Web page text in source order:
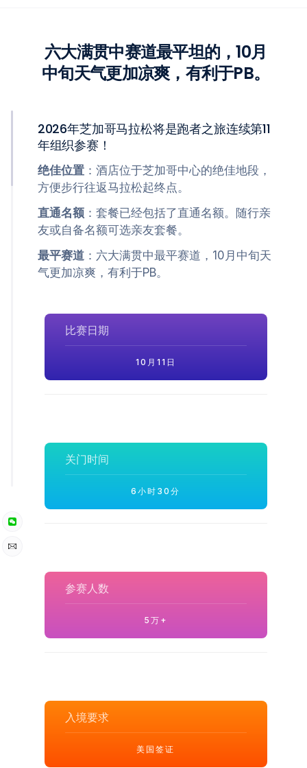
六大满贯中赛道最平坦的，10月
中旬天气更加凉爽，有利于PB。
2026年芝加哥马拉松将是跑者之旅连续第11
年组织参赛！
绝佳位置：酒店位于芝加哥中心的绝佳地段，
方便步行往返马拉松起终点。
直通名额：套餐已经包括了直通名额。随行亲
友或自备名额可选亲友套餐。
最平赛道：六大满贯中最平赛道，10月中旬天
气更加凉爽，有利于PB。
比赛日期
10月11日
关门时间
6小时30分
参赛人数
5万+
入境要求
美国签证